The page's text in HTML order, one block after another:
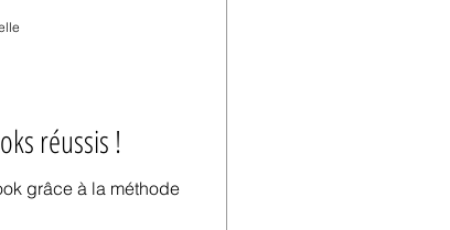
des looks réussis !